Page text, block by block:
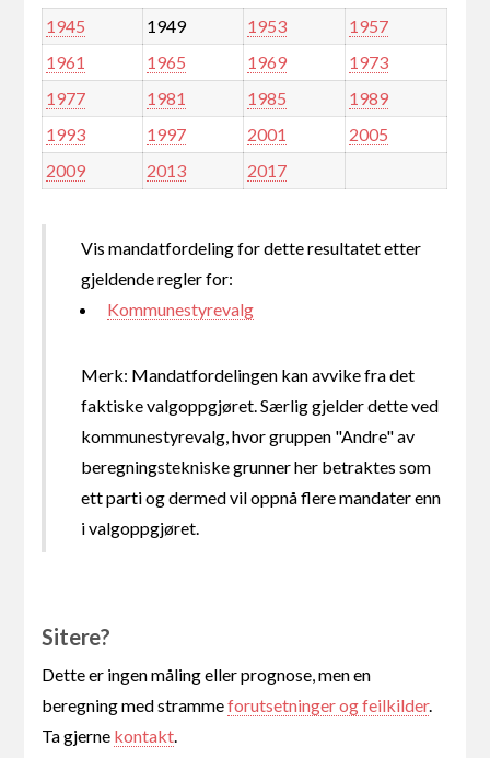
1945 1949 1953
1957
1961
1965 1969
1973
1977
1981 1985
1989
1993
1997 2001
2005
2009
2013 2017
Vis mandatfordeling for dette resultatet etter
gjeldende regler for:
Kommunestyrevalg
Merk: Mandatfordelingen kan avvike fra det
faktiske valgoppgjøret. Særlig gjelder dette ved
kommunestyrevalg, hvor gruppen "Andre" av
beregningstekniske grunner her betraktes som
ett parti og dermed vil oppnå flere mandater enn
i valgoppgjøret.
Sitere?
Dette er ingen måling eller prognose, men en
beregning med strammeforutsetninger og feilkilder.
Ta gjerne kontakt.